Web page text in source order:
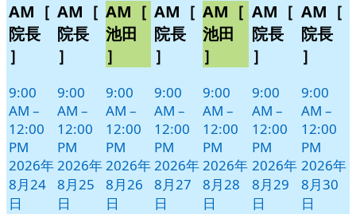
月
24
日
イ
ベ
ト)
AM［
院長
］
9:00
AM –
12:00
PM
2026年
8月24
日
月
25
日
イ
ベ
ト)
AM［
院長
］
9:00
AM –
12:00
PM
2026年
8月25
日
月
26
日
イ
ベ
ト)
AM［
池田
］
9:00
AM –
12:00
PM
2026年
8月26
日
月
27
日
イ
ベ
ト)
AM［
院長
］
9:00
AM –
12:00
PM
2026年
8月27
日
月
28
日
イ
ベ
ト)
AM［
池田
］
9:00
AM –
12:00
PM
2026年
8月28
日
月
29
日
イ
ベ
ト)
AM［
院長
］
9:00
AM –
12:00
PM
2026年
8月29
日
月
30
日
イ
AM［
院長
］
9:00
AM –
12:00
PM
2026年
8月30
日